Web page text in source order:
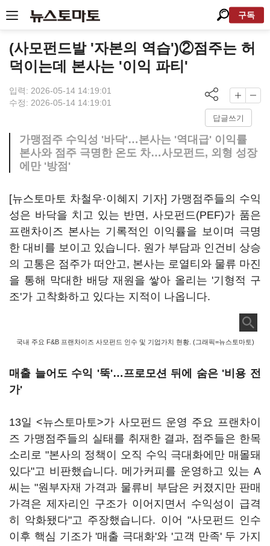
구독
(사모펀드발 '자본의 역습')②점주는 허
덕이는데 본사는 '이익 파티'
입력: 2026-05-14 14:19:01
수정: 2026-05-14 14:19:01
답글쓰기
가맹점주 수익성 '바닥'…본사는 '역대급' 이익률
본사와 점주 극명한 온도 차…사모펀드, 외형 성장
에만 '방점'
[뉴스토마토 차철우·이혜지 기자] 가맹점주들의 수익
성은 바닥을 치고 있는 반면, 사모펀드(PEF)가 품은
프랜차이즈 본사는 기록적인 이익률을 보이며 극명
한 대비를 보이고 있습니다. 원가 부담과 인건비 상승
의 고통은 점주가 떠안고, 본사는 로열티와 물류 마진
을 통해 막대한 배당 재원을 쌓아 올리는 '기형적 구
조'가 고착화하고 있다는 지적이 나옵니다.
국내 주요 F&B 프랜차이즈 사모펀드 인수 및 기업가치 현황. (그래픽=뉴스토마토)
매출 늘어도 수익 '뚝'…프로모션 뒤에 숨은 '비용 전
가'
13일 <뉴스토마토>가 사모펀드 운영 주요 프랜차이
즈 가맹점주들의 실태를 취재한 결과, 점주들은 한목
소리로 "본사의 정책이 오직 수익 극대화에만 매몰돼
있다"고 비판했습니다. 메가커피를 운영하고 있는 A
씨는 "원부자재 가격과 물류비 부담은 커졌지만 판매
가격은 제자리인 구조가 이어지면서 수익성이 급격
히 악화됐다"고 주장했습니다. 이어 "사모펀드 인수
이후 핵심 기조가 '매출 극대화'와 '고객 만족' 두 가지